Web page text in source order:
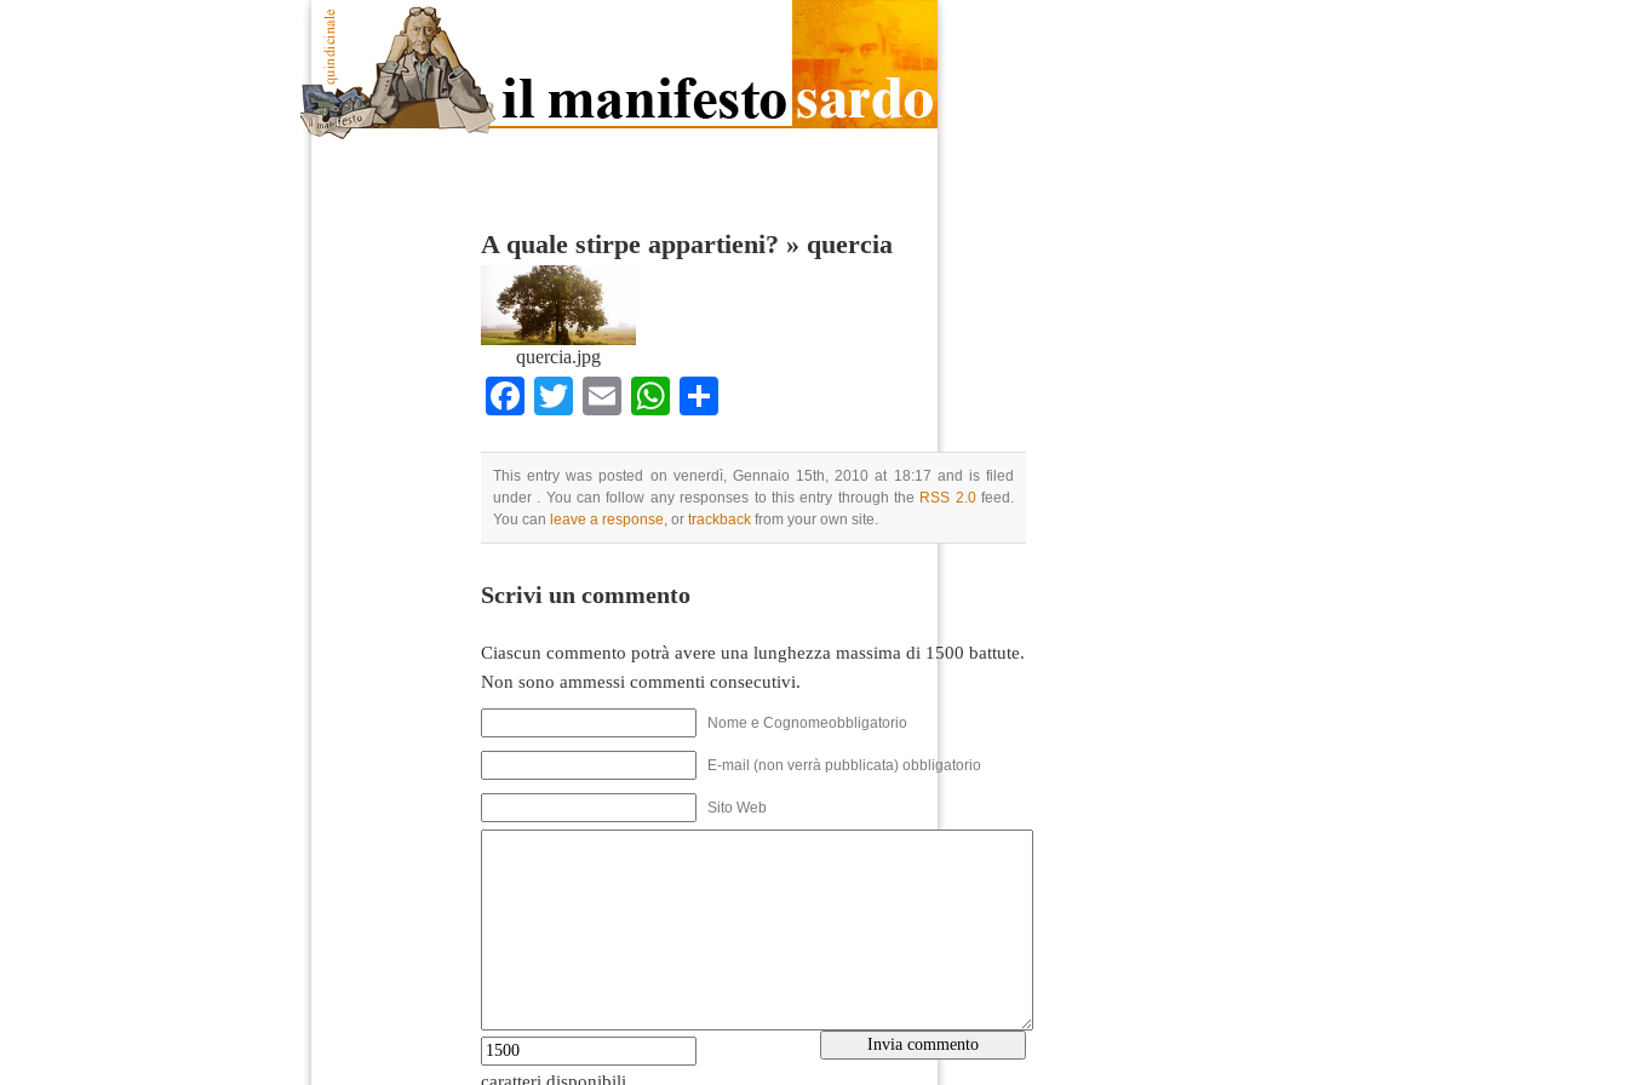
A quale stirpe appartieni? » quercia
quercia.jpg
Facebook
TwitterEmailWhatsApp
This entry was posted on venerdì, Gennaio 15th, 2010 at 18:17 and is filed
under . You can follow any responses to this entry through the RSS 2.0feed.
You can leave a response, or trackback from your own site.
Scrivi un commento
Ciascun commento potrà avere una lunghezza massima di 1500 battute.
Non sono ammessi commenti consecutivi.
Nome e Cognomeobbligatorio
E-mail (non verrà pubblicata) obbligatorio
Sito Web